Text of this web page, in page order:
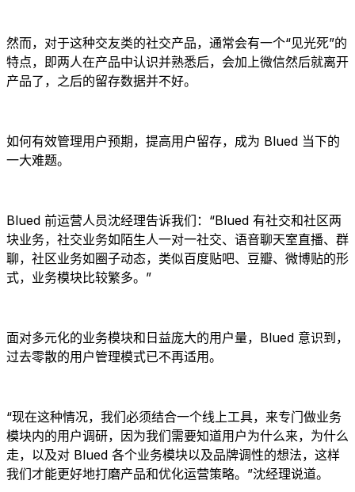
然而，对于这种交友类的社交产品，通常会有一个“见光死”的
特点，即两人在产品中认识并熟悉后，会加上微信然后就离开
产品了，之后的留存数据并不好。
如何有效管理用户预期，提高用户留存，成为 Blued 当下的
一大难题。
Blued 前运营人员沈经理告诉我们：“Blued 有社交和社区两
块业务，社交业务如陌生人一对一社交、语音聊天室直播、群
聊，社区业务如圈子动态，类似百度贴吧、豆瓣、微博贴的形
式，业务模块比较繁多。”
面对多元化的业务模块和日益庞大的用户量，Blued 意识到，
过去零散的用户管理模式已不再适用。
“现在这种情况，我们必须结合一个线上工具，来专门做业务
模块内的用户调研，因为我们需要知道用户为什么来，为什么
走，以及对 Blued 各个业务模块以及品牌调性的想法，这样
我们才能更好地打磨产品和优化运营策略。”沈经理说道。